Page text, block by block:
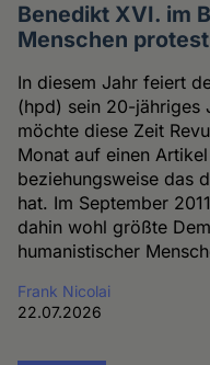
Benedikt XVI. im
Menschen
In diesem Jahr feiert
(hpd) sein 20-jähriges
möchte diese Zeit
Monat auf einen
beziehungsweise das
hat. Im September
dahin wohl größte
humanistischer
Frank Nicolai
22.07.2026